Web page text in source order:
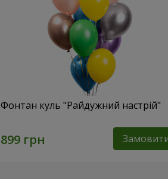
Фонтан куль "Райдужний настрій"